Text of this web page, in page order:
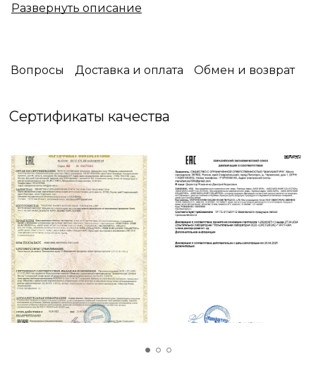
самые современные технологии.Правильно
☑️ Упаковка: Фирменная Силиконовая сумка
Вопросы Доставка и оплата Обмен и возврат
Сертификаты качества